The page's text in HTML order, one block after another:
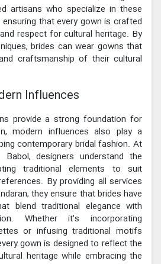
artisans who specialize in these
that every gown is crafted
respect for cultural heritage. By
brides can wear gowns that
craftsmanship of their cultural
Influences
provide a strong foundation for
modern influences also play a
contemporary bridal fashion. At
designers understand the
traditional elements to suit
By providing all services
they ensure that brides have
blend traditional elegance with
Whether it's incorporating
or infusing traditional motifs
gown is designed to reflect the
heritage while embracing the